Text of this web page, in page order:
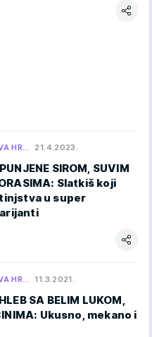
HR… 21.4.2023.
SIROM, SUVIM
Slatkiš koji
u super
HR… 11.3.2021.
SA BELIM LUKOM,
Ukusno, mekano i